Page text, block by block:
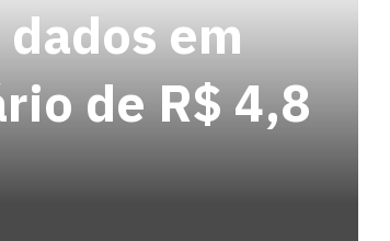
em
de R$ 4,8